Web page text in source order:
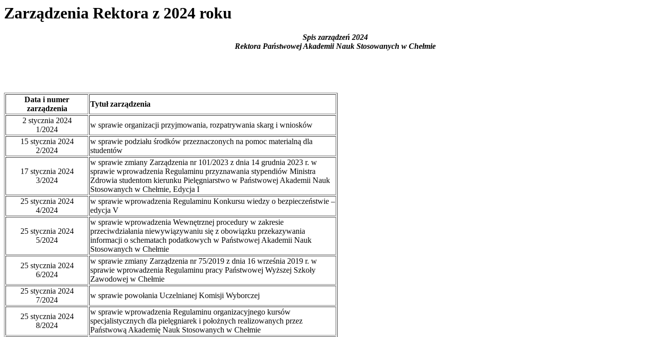
Zarządzenia Rektora z 2024 roku
Spis zarządzeń 2024
Rektora Państwowej Akademii Nauk Stosowanych w Chełmie
Data i numer
zarządzenia
Tytuł zarządzenia
2 stycznia 2024
1/2024
w sprawie organizacji przyjmowania, rozpatrywania skarg i wniosków
15 stycznia 2024
2/2024
w sprawie podziału środków przeznaczonych na pomoc materialną dla
studentów
17 stycznia 2024
3/2024
w sprawie zmiany Zarządzenia nr 101/2023 z dnia 14 grudnia 2023 r. w
sprawie wprowadzenia Regulaminu przyznawania stypendiów Ministra
Zdrowia studentom kierunku Pielęgniarstwo w Państwowej Akademii Nauk
Stosowanych w Chełmie, Edycja I
25 stycznia 2024
4/2024
w sprawie wprowadzenia Regulaminu Konkursu wiedzy o bezpieczeństwie –
edycja V
25 stycznia 2024
5/2024
w sprawie wprowadzenia Wewnętrznej procedury w zakresie
przeciwdziałania niewywiązywaniu się z obowiązku przekazywania
informacji o schematach podatkowych w Państwowej Akademii Nauk
Stosowanych w Chełmie
25 stycznia 2024
6/2024
w sprawie zmiany Zarządzenia nr 75/2019 z dnia 16 września 2019 r. w
sprawie wprowadzenia Regulaminu pracy Państwowej Wyższej Szkoły
Zawodowej w Chełmie
25 stycznia 2024
7/2024
w sprawie powołania Uczelnianej Komisji Wyborczej
25 stycznia 2024
8/2024
w sprawie wprowadzenia Regulaminu organizacyjnego kursów
specjalistycznych dla pielęgniarek i położnych realizowanych przez
Państwową Akademię Nauk Stosowanych w Chełmie